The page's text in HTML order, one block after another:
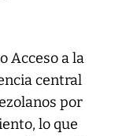
Acceso a la
central
por
lo que